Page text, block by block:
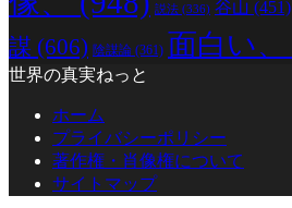
説法 (336) 谷山 (451)
謀 (606) 陰謀論 (361) 面白い、
世界の真実ねっと
ホーム
プライバシーポリシー
著作権・肖像権について
サイトマップ